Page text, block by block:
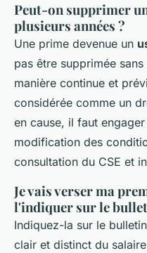
Peut-on supprimer
plusieurs années ?
Une prime devenue un
pas être supprimée
manière continue et
considérée comme un
en cause, il faut
modification des
consultation du CSE et
Je vais verser ma
l'indiquer sur le
Indiquez-la sur le
clair et distinct du